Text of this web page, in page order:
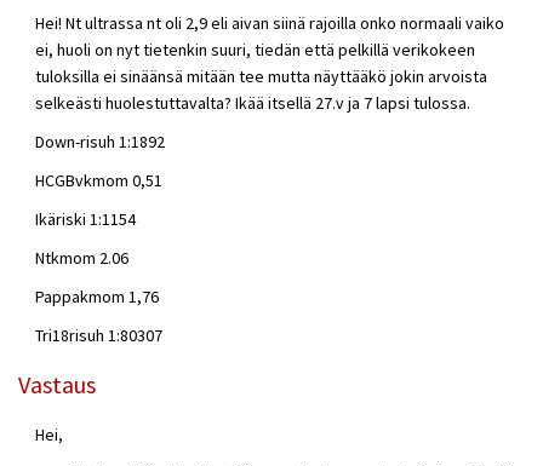
Hei! Nt ultrassa nt oli 2,9 eli aivan siinä rajoilla onko normaali vaiko
ei, huoli on nyt tietenkin suuri, tiedän että pelkillä verikokeen
tuloksilla ei sinäänsä mitään tee mutta näyttääkö jokin arvoista
selkeästi huolestuttavalta? Ikää itsellä 27.v ja 7 lapsi tulossa.
Down-risuh 1:1892
HCGBvkmom 0,51
Ikäriski 1:1154
Ntkmom 2.06
Pappakmom 1,76
Tri18risuh 1:80307
Vastaus
Hei,